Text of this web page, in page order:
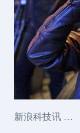
新浪科技讯 …